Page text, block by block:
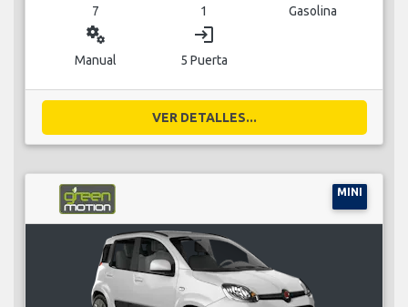
7 1 Gasolina
miscellaneous_services
Manual
login
5 Puerta
VER DETALLES...
MINI